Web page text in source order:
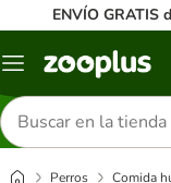
ENVÍO GRATIS
Menú
Buscar
productos
Perros Comida